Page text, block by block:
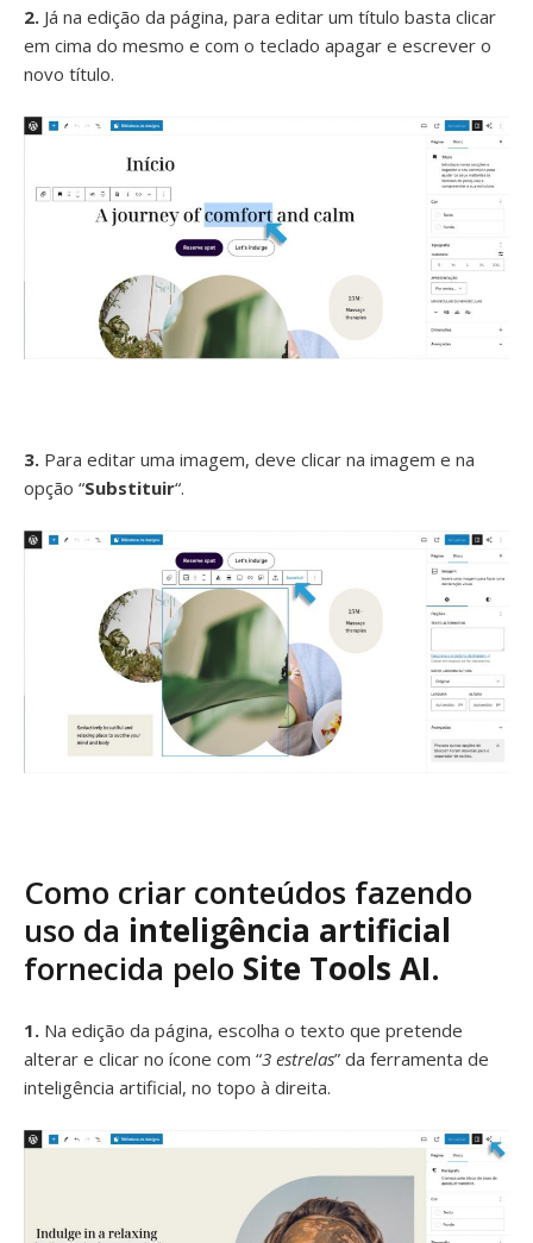
2. Já na edição da página, para editar um título basta clicar
em cima do mesmo e com o teclado apagar e escrever o
novo título.
3. Para editar uma imagem, deve clicar na imagem e na
opção “Substituir“.
Como criar conteúdos fazendo
uso da inteligência artificial
fornecida pelo Site Tools AI.
1. Na edição da página, escolha o texto que pretende
alterar e clicar no ícone com “3 estrelas” da ferramenta de
inteligência artificial, no topo à direita.